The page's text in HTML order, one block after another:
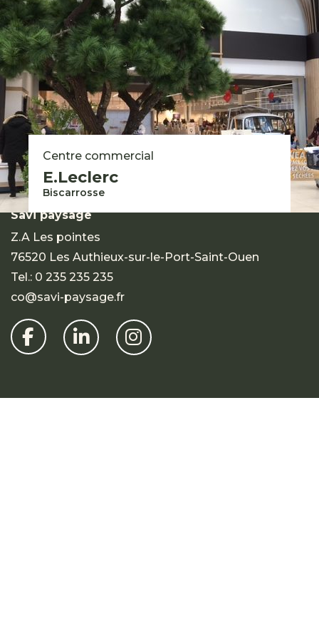
Centre commercial
E.Leclerc
Biscarrosse
Nos savoir-faire
Nos engagements
Nos solutions pour les particuliers
Nous rejoindre
Groupe Savi 2026 © - Mentions légales
Réalisations
Contact
Savi paysage
Z.A Les pointes
76520 Les Authieux-sur-le-Port-Saint-Ouen
Tel.: 0 235 235 235
co@savi-paysage.fr